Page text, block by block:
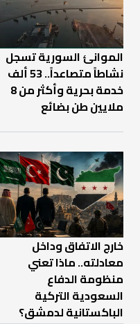
الموانئ السورية تسجل
نشاطاً متصاعداً.. 53 ألف
خدمة بحرية وأكثر من 8
ملايين طن بضائع
خارج الاتفاق وداخل
معادلته.. ماذا تعني
منظومة الدفاع
السعودية التركية
الباكستانية لدمشق؟